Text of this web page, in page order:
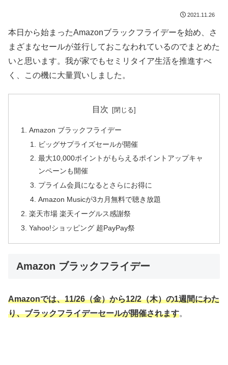
2021.11.26
本日から始まったAmazonブラックフライデーを始め、さ
まざまなセールが並行しておこなわれているのでまとめた
いと思います。我が家でもセミリタイア生活を推進すべ
く、この機に大量買いしました。
目次
Amazon ブラックフライデー
ビッグサプライズセールが開催
最大10,000ポイントがもらえるポイントアップキャ
ンペーンも開催
プライム会員になるとさらにお得に
Amazon Musicが3カ月無料で聴き放題
楽天市場 楽天イーグルス感謝祭
Yahoo!ショッピング 超PayPay祭
Amazon ブラックフライデー
Amazonでは、11/26（金）から12/2（木）の1週間にわた
り、ブラックフライデーセールが開催されます。